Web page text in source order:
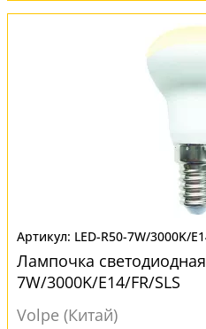
LED-R50-7W/3000K/
Лампочка светодиодная
7W/3000K/E14/FR/SLS
Volpe (Китай)